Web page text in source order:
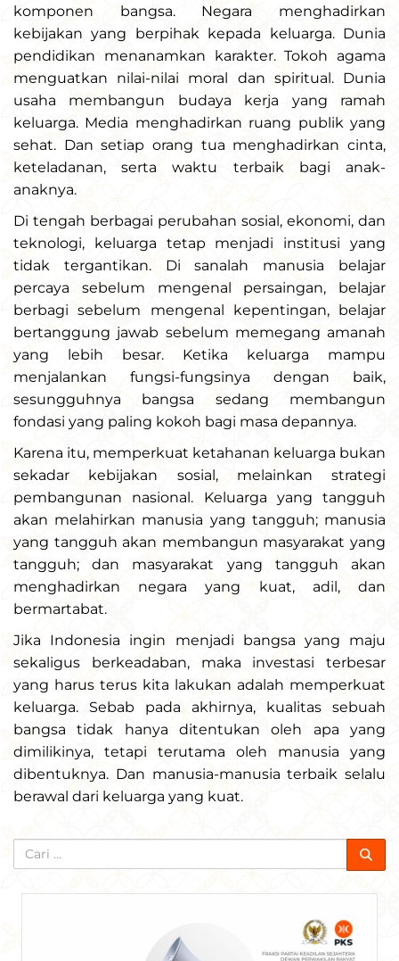
komponen bangsa. Negara menghadirkan
kebijakan yang berpihak kepada keluarga. Dunia
pendidikan menanamkan karakter. Tokoh agama
menguatkan nilai-nilai moral dan spiritual. Dunia
usaha membangun budaya kerja yang ramah
keluarga. Media menghadirkan ruang publik yang
sehat. Dan setiap orang tua menghadirkan cinta,
keteladanan, serta waktu terbaik bagi anak-
anaknya.
Di tengah berbagai perubahan sosial, ekonomi, dan
teknologi, keluarga tetap menjadi institusi yang
tidak tergantikan. Di sanalah manusia belajar
percaya sebelum mengenal persaingan, belajar
berbagi sebelum mengenal kepentingan, belajar
bertanggung jawab sebelum memegang amanah
yang lebih besar. Ketika keluarga mampu
menjalankan fungsi-fungsinya dengan baik,
sesungguhnya bangsa sedang membangun
fondasi yang paling kokoh bagi masa depannya.
Karena itu, memperkuat ketahanan keluarga bukan
sekadar kebijakan sosial, melainkan strategi
pembangunan nasional. Keluarga yang tangguh
akan melahirkan manusia yang tangguh; manusia
yang tangguh akan membangun masyarakat yang
tangguh; dan masyarakat yang tangguh akan
menghadirkan negara yang kuat, adil, dan
bermartabat.
Jika Indonesia ingin menjadi bangsa yang maju
sekaligus berkeadaban, maka investasi terbesar
yang harus terus kita lakukan adalah memperkuat
keluarga. Sebab pada akhirnya, kualitas sebuah
bangsa tidak hanya ditentukan oleh apa yang
dimilikinya, tetapi terutama oleh manusia yang
dibentuknya. Dan manusia-manusia terbaik selalu
berawal dari keluarga yang kuat.